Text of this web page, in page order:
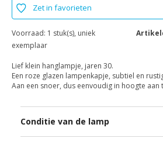
Zet in favorieten
Voorraad: 1 stuk(s), uniek
exemplaar
Lief klein hanglampje, jaren 30.
Een roze glazen lampenkapje, subtiel en
Aan een snoer, dus eenvoudig in hoogte aan
Conditie van de lamp